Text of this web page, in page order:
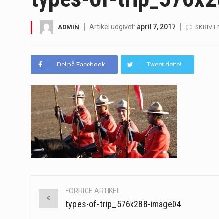
Irritabel tyktarm (Irritable Bowel
Padel er en sport, der er blevet
Massagestole er ikke længere
Saunaer har været en del af
Når det kommer til sundhed og
Sunde måltidskasser er en
ADMIN Artikel udgivet: april 7, 2017 SKRIV
Del på Facebook Tweet dette!
Post
navigation
FORRIGE ARTIKEL
types-of-trip_576x288-image04